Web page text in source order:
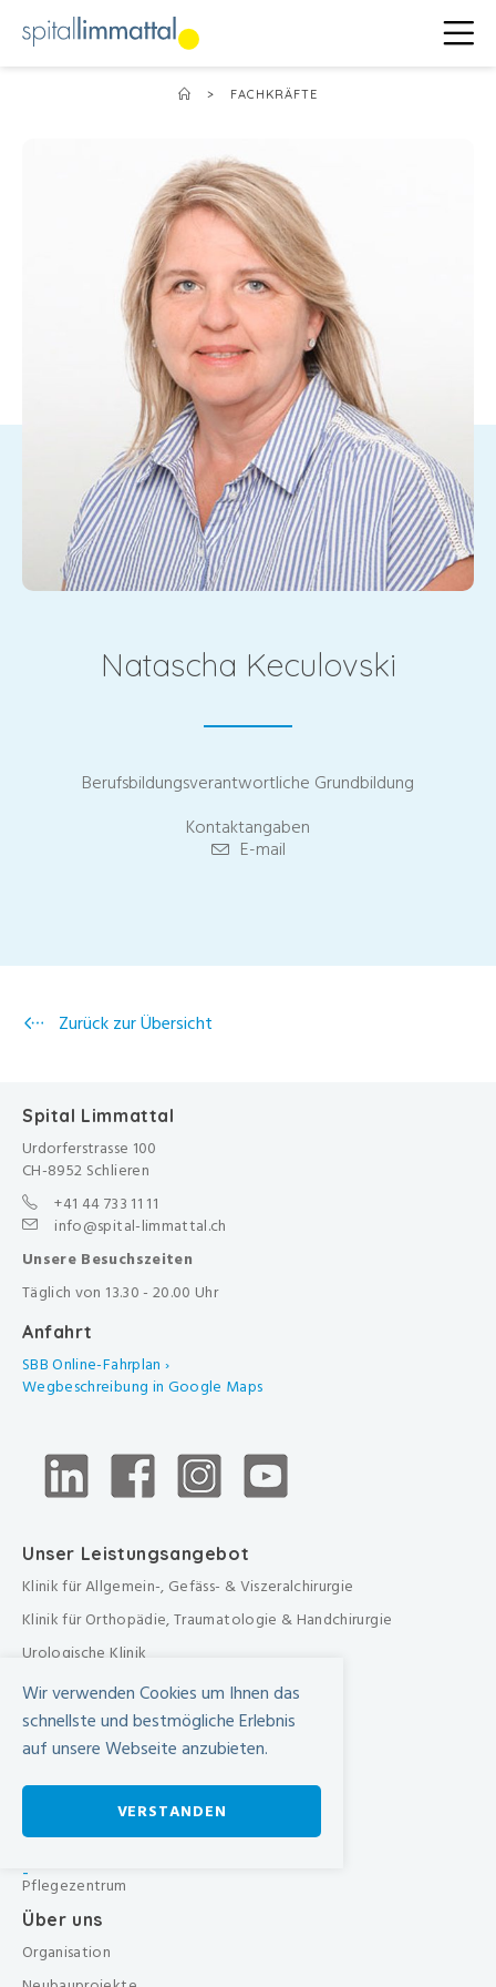
> FACHKRÄFTE
Natascha Keculovski
Berufsbildungsverantwortliche Grundbildung
Kontaktangaben
E-mail
Zurück zur Übersicht
Spital Limmattal
Urdorferstrasse 100
CH-8952 Schlieren
+41 44 733 11 11
info@spital-limmattal.ch
Unsere Besuchszeiten
Täglich von 13.30 - 20.00 Uhr
Anfahrt
SBB Online-Fahrplan ›
Wegbeschreibung in Google Maps
Unser Leistungsangebot
Klinik für Allgemein-, Gefäss- & Viszeralchirurgie
Klinik für Orthopädie, Traumatologie & Handchirurgie
Urologische Klinik
Medizinische Klinik
Frauenklinik
Übergreifende medizinische Bereiche
Übergreifende Bereiche
Beratungen & Dienste
Pflegezentrum
Über uns
Organisation
Wir verwenden Cookies um Ihnen das
schnellste und bestmögliche Erlebnis
auf unsere Webseite anzubieten.
VERSTANDEN
-